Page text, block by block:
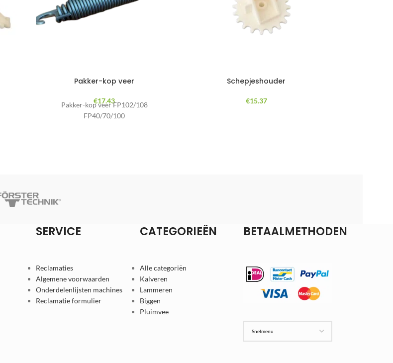
Pakker-kop veer
€17.43
Pakker-kop veer FP102/108
FP40/70/100
Schepjeshouder
€15.37
SERVICE CATEGORIEËN BETAALMETHODEN
Reclamaties
Algemene voorwaarden
Onderdelenlijsten machines
Reclamatie formulier
Alle categoriën
Kalveren
Lammeren
Biggen
Pluimvee